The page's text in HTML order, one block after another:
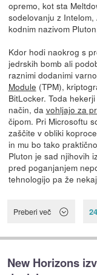
opremo, kot sta
sodelovanju z Intelom,
kodnim nazivom
Kdor hodi naokrog s
jedrskih bomb ali
raznimi dodanimi
Module (TPM),
BitLocker. Toda
način, da vohljajo za
čipom. Pri Microsoftu
zaščite v obliki
in mu bo tako
Pluton je sad njihovih
pred poganjanjem
tehnologijo pa že
Preberi več
New Horizons